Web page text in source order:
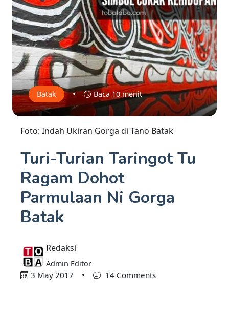
Batak • Baca 10 menit
Foto: Indah Ukiran Gorga di Tano Batak
Turi-Turian Taringot Tu
Ragam Dohot
Parmulaan Ni Gorga
Batak
Redaksi
Admin Editor
3 May 2017 • 14 Comments